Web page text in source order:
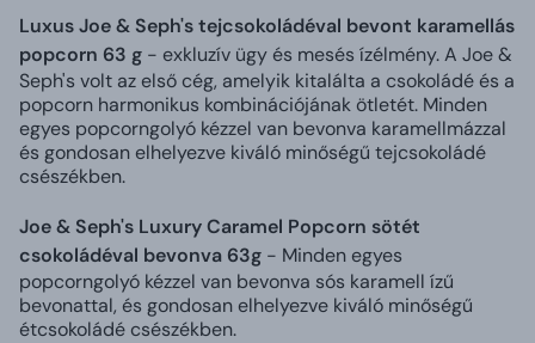
Luxus Joe & Seph's tejcsokoládéval bevont karamellás
popcorn 63 g - exkluzív ügy és mesés ízélmény. A Joe &
Seph's volt az első cég, amelyik kitalálta a csokoládé és a
popcorn harmonikus kombinációjának ötletét. Minden
egyes popcorngolyó kézzel van bevonva karamellmázzal
és gondosan elhelyezve kiváló minőségű tejcsokoládé
csészékben.
Joe & Seph's Luxury Caramel Popcorn sötét
csokoládéval bevonva 63g - Minden egyes
popcorngolyó kézzel van bevonva sós karamell ízű
bevonattal, és gondosan elhelyezve kiváló minőségű
étcsokoládé csészékben.